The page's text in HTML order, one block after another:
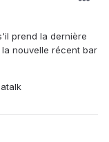
prend la dernière
nouvelle récent bar